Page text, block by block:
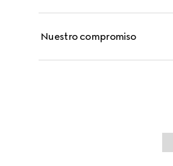
Nuestro compromiso